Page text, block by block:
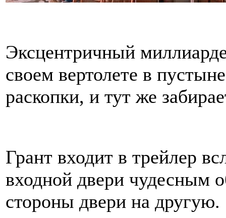
Эксцентричный
своем вертолете в
раскопки, и тут же
Грант входит в трейлер
входной двери чудесным
стороны двери на другую.